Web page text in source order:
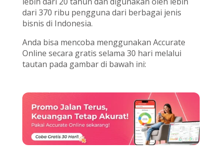
dari 370 ribu pengguna dari berbagai jenis
bisnis di Indonesia.
Anda bisa mencoba menggunakan Accurate
Online secara gratis selama 30 hari melalui
tautan pada gambar di bawah ini: